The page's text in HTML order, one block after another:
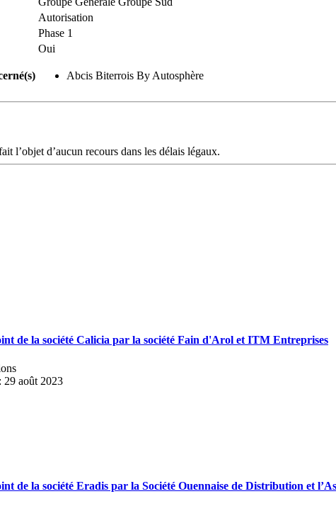
Autorisation
Phase 1
Oui
Abcis Biterrois By Autosphère
l’objet d’aucun recours dans les délais légaux.
de la société Calicia par la société Fain d'Arol et ITM Entreprises
29 août 2023
de la société Eradis par la Société Ouennaise de Distribution et